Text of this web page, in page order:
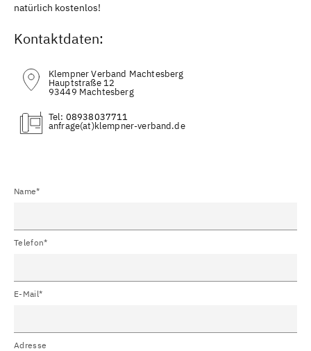
natürlich kostenlos!
Kontaktdaten:
Klempner Verband Machtesberg
Hauptstraße 12
93449 Machtesberg
Tel: 08938037711
(at)
Name*
Telefon*
E-Mail*
Adresse